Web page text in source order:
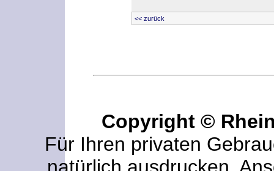
<< zurück
Copyright ©
Für Ihren privaten